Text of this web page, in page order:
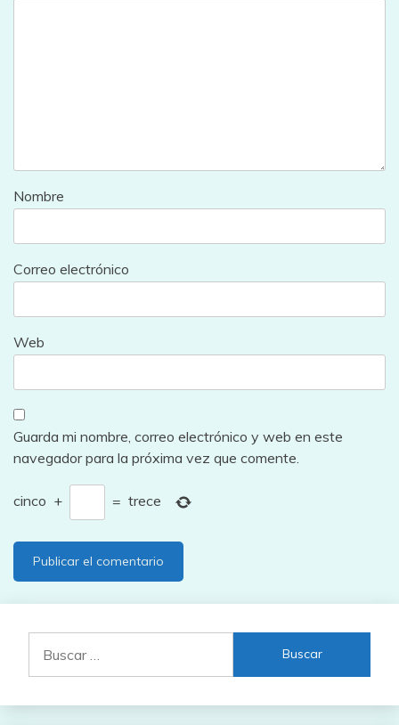
Nombre
Correo electrónico
Web
Guarda mi nombre, correo electrónico y web en este
navegador para la próxima vez que comente.
cinco + = trece